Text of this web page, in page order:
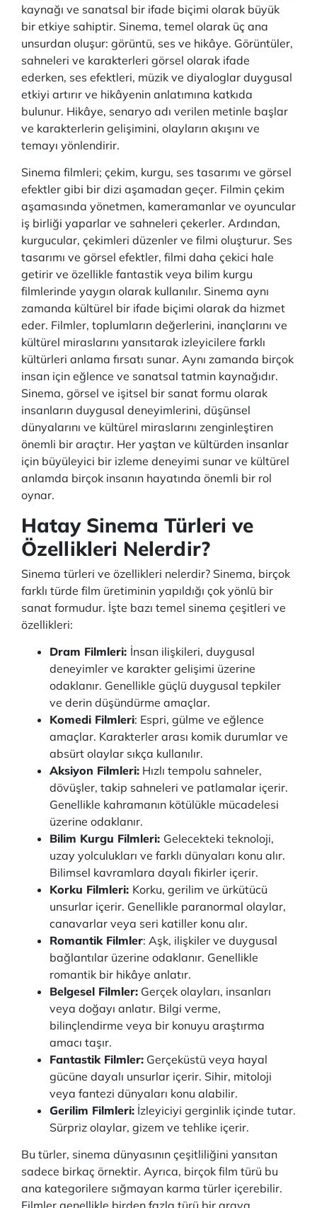
kaynağı ve sanatsal bir ifade biçimi olarak büyük
bir etkiye sahiptir. Sinema, temel olarak üç ana
unsurdan oluşur: görüntü, ses ve hikâye. Görüntüler,
sahneleri ve karakterleri görsel olarak ifade
ederken, ses efektleri, müzik ve diyaloglar duygusal
etkiyi artırır ve hikâyenin anlatımına katkıda
bulunur. Hikâye, senaryo adı verilen metinle başlar
ve karakterlerin gelişimini, olayların akışını ve
temayı yönlendirir.
Sinema filmleri; çekim, kurgu, ses tasarımı ve görsel
efektler gibi bir dizi aşamadan geçer. Filmin çekim
aşamasında yönetmen, kameramanlar ve oyuncular
iş birliği yaparlar ve sahneleri çekerler. Ardından,
kurgucular, çekimleri düzenler ve filmi oluşturur. Ses
tasarımı ve görsel efektler, filmi daha çekici hale
getirir ve özellikle fantastik veya bilim kurgu
filmlerinde yaygın olarak kullanılır. Sinema aynı
zamanda kültürel bir ifade biçimi olarak da hizmet
eder. Filmler, toplumların değerlerini, inançlarını ve
kültürel miraslarını yansıtarak izleyicilere farklı
kültürleri anlama fırsatı sunar. Aynı zamanda birçok
insan için eğlence ve sanatsal tatmin kaynağıdır.
Sinema, görsel ve işitsel bir sanat formu olarak
insanların duygusal deneyimlerini, düşünsel
dünyalarını ve kültürel miraslarını zenginleştiren
önemli bir araçtır. Her yaştan ve kültürden insanlar
için büyüleyici bir izleme deneyimi sunar ve kültürel
anlamda birçok insanın hayatında önemli bir rol
oynar.
Hatay Sinema Türleri ve
Özellikleri Nelerdir?
Sinema türleri ve özellikleri nelerdir? Sinema, birçok
farklı türde film üretiminin yapıldığı çok yönlü bir
sanat formudur. İşte bazı temel sinema çeşitleri ve
özellikleri:
Dram Filmleri: İnsan ilişkileri, duygusal
deneyimler ve karakter gelişimi üzerine
odaklanır. Genellikle güçlü duygusal tepkiler
ve derin düşündürme amaçlar.
Komedi Filmleri: Espri, gülme ve eğlence
amaçlar. Karakterler arası komik durumlar ve
absürt olaylar sıkça kullanılır.
Aksiyon Filmleri: Hızlı tempolu sahneler,
dövüşler, takip sahneleri ve patlamalar içerir.
Genellikle kahramanın kötülükle mücadelesi
üzerine odaklanır.
Bilim Kurgu Filmleri: Gelecekteki teknoloji,
uzay yolculukları ve farklı dünyaları konu alır.
Bilimsel kavramlara dayalı fikirler içerir.
Korku Filmleri: Korku, gerilim ve ürkütücü
unsurlar içerir. Genellikle paranormal olaylar,
canavarlar veya seri katiller konu alır.
Romantik Filmler: Aşk, ilişkiler ve duygusal
bağlantılar üzerine odaklanır. Genellikle
romantik bir hikâye anlatır.
Belgesel Filmler: Gerçek olayları, insanları
veya doğayı anlatır. Bilgi verme,
bilinçlendirme veya bir konuyu araştırma
amacı taşır.
Fantastik Filmler: Gerçeküstü veya hayal
gücüne dayalı unsurlar içerir. Sihir, mitoloji
veya fantezi dünyaları konu alabilir.
Gerilim Filmleri: İzleyiciyi gerginlik içinde tutar.
Sürpriz olaylar, gizem ve tehlike içerir.
Bu türler, sinema dünyasının çeşitliliğini yansıtan
sadece birkaç örnektir. Ayrıca, birçok film türü bu
ana kategorilere sığmayan karma türler içerebilir.
Filmler genellikle birden fazla türü bir araya